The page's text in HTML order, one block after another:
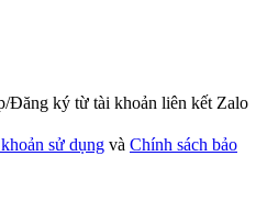
Đăng ký từ tài khoản liên kết Zalo
sử dụng và Chính sách bảo